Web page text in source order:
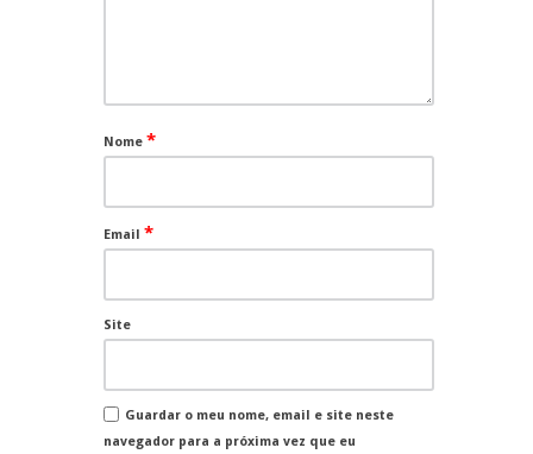
Nome *
Email *
Site
Guardar o meu nome, email e site neste
navegador para a próxima vez que eu